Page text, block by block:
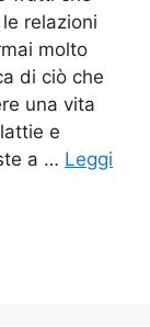
relazioni
molto
di ciò che
una vita
e
a … Leggi